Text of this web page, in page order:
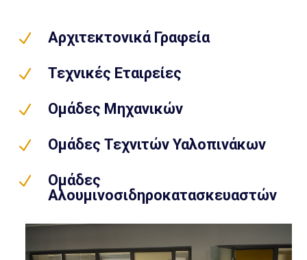
N Αρχιτεκτονικά Γραφεία
N Τεχνικές Εταιρείες
N Ομάδες Μηχανικών
N Ομάδες Τεχνιτών Υαλοπινάκων
N
Ομάδες
Αλουμινοσιδηροκατασκευαστών